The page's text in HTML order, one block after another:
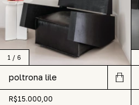
1 / 6
poltrona lile
R$15.000,00